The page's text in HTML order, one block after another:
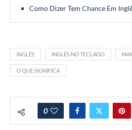
Como Dizer Tem Chance Em
INGLÊS INGLÊS NO TECLADO
O QUE SIGNIFICA
0